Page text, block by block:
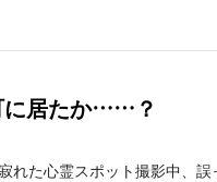
に居たか……？
た心霊スポット撮影中、誤